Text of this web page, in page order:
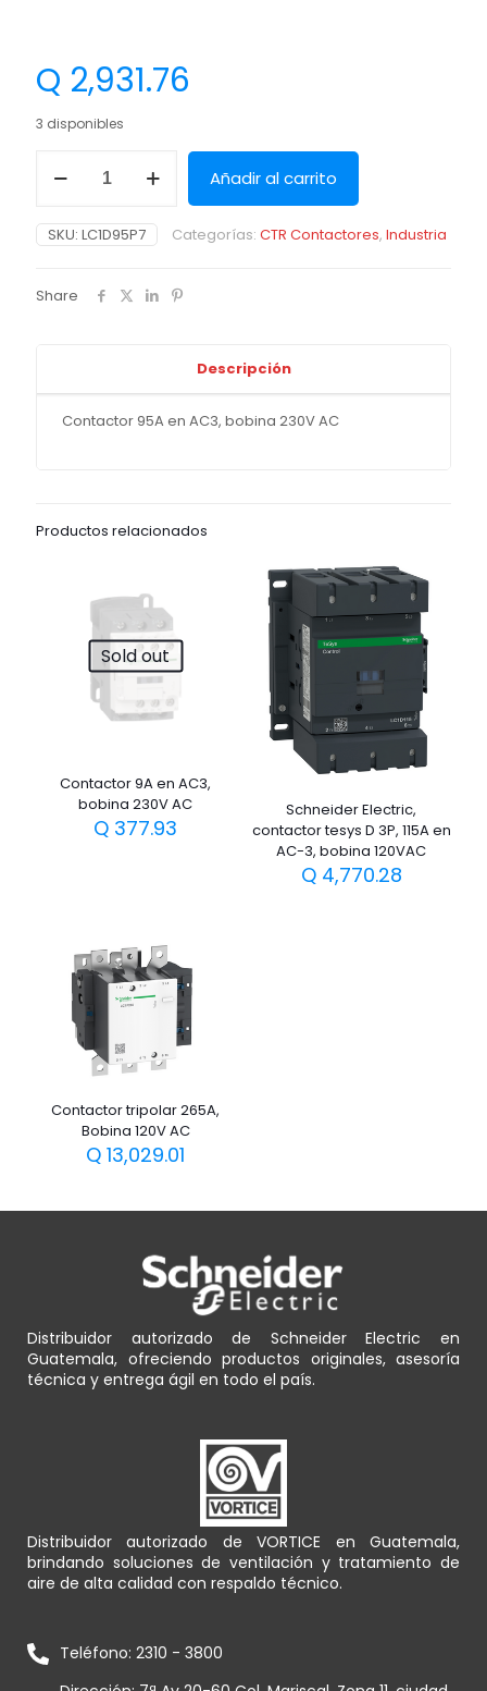
Q 2,931.76
3 disponibles
Añadir al carrito
SKU: LC1D95P7 Categorías: CTR Contactores, Industria
Share
Descripción
Contactor 95A en AC3, bobina 230V AC
Productos relacionados
Sold out
Contactor 9A en AC3,
bobina 230V AC
Q 377.93
Schneider Electric,
contactor tesys D 3P, 115A en
AC-3, bobina 120VAC
Q4,770.28
Contactor tripolar 265A,
Bobina 120V AC
Q 13,029.01
Distribuidor autorizado de Schneider Electric en
Guatemala, ofreciendo productos originales, asesoría
técnica y entrega ágil en todo el país.
Distribuidor autorizado de VORTICE en Guatemala,
brindando soluciones de ventilación y tratamiento de
aire de alta calidad con respaldo técnico.
Teléfono: 2310 - 3800